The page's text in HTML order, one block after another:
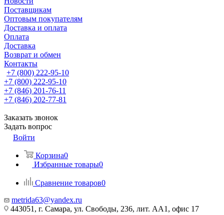
Поставщикам
Оптовым покупателям
Доставка и оплата
Оплата
Доставка
Возврат и обмен
Контакты
+7 (800) 222-95-10
+7 (800) 222-95-10
+7 (846) 201-76-11
+7 (846) 202-77-81
Заказать звонок
Задать вопрос
Войти
Корзина0
Избранные товары0
Сравнение товаров0
metrida63@yandex.ru
443051, г. Самара, ул. Свободы, 236, лит. АА1, офис 17